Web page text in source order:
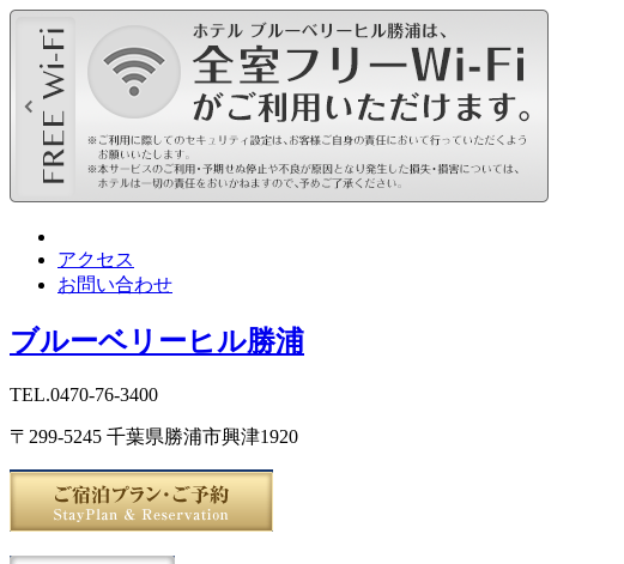
アクセス
お問い合わせ
ブルーベリーヒル勝浦
TEL.0470-76-3400
〒299-5245 千葉県勝浦市興津1920